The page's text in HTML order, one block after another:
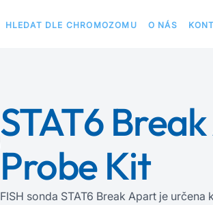
HLEDAT DLE CHROMOZOMU O NÁS
STAT6
Probe Kit
FISH sonda STAT6 Break Apart je